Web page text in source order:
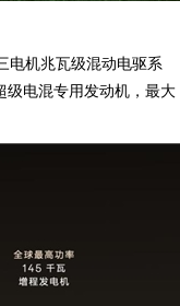
电机兆瓦级混动电驱系
级电混专用发动机，最大